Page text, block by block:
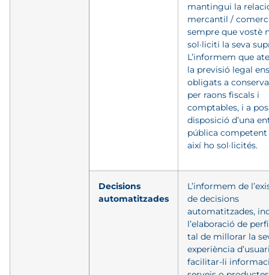
mantingui la
mercantil /
sempre que vostè
sol·liciti la seva
L’informem que
la previsió legal
obligats a
per raons fiscals i
comptables, i a
disposició d’una
pública competent
així ho sol·licités.
Decisions
automatitzades
L’informem de
de decisions
automatitzades,
l’elaboració de
tal de millorar la
experiència
facilitar-li